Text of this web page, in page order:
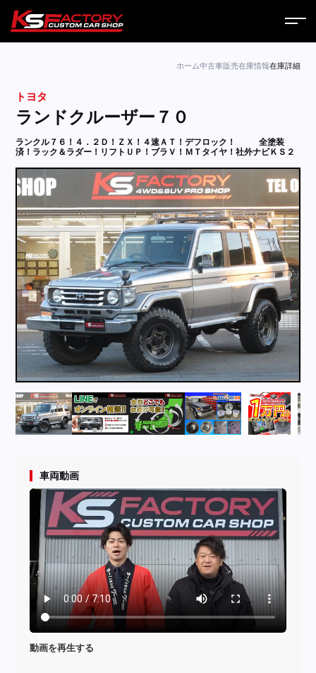
サービス
コラム
ニュース
営業日
お問い合わせ
採用情報
店舗問い合わせ
ホーム中古車販売在庫情報在庫詳細
トヨタ
ランドクルーザー７０
ランクル７６！４．２Ｄ！ＺＸ！４速ＡＴ！デフロック！
全塗装
済！ラック＆ラダー！リフトＵＰ！ブラＶ！ＭＴタイヤ！社外ナビＫＳ２
車両動画
動画を再生する